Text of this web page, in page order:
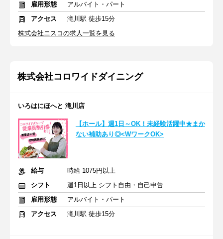
雇用形態
アルバイト・パート
アクセス
滝川駅 徒歩15分
株式会社ニスコの求人一覧を見る
株式会社コロワイドダイニング
いろはにほへと 滝川店
【ホール】週1日～OK！未経験活躍中★まか
ない補助あり◎<WワークOK>
給与
時給 1075円以上
シフト
週1日以上 シフト自由・自己申告
雇用形態
アルバイト・パート
アクセス
滝川駅 徒歩15分